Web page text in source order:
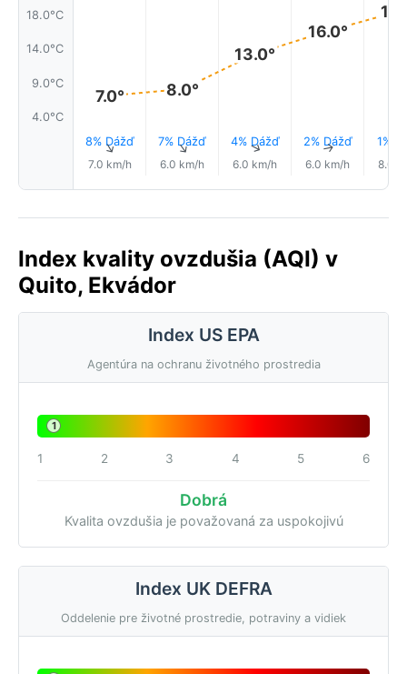
18.0°C
14.0°C
9.0°C
4.0°C
7.0°
8% Dážď
↑
7.0 km/h
8.0°
7% Dážď
↑
6.0 km/h
13.0°
4% Dážď
↑
6.0 km/h
16.0°
2% Dážď
↑
6.0 km/h
1%
8.0
Index kvality ovzdušia (AQI) v
Quito, Ekvádor
Index US EPA
Agentúra na ochranu životného prostredia
1
1 2 3 4 5 6
Dobrá
Kvalita ovzdušia je považovaná za uspokojivú
Index UK DEFRA
Oddelenie pre životné prostredie, potraviny a vidiek